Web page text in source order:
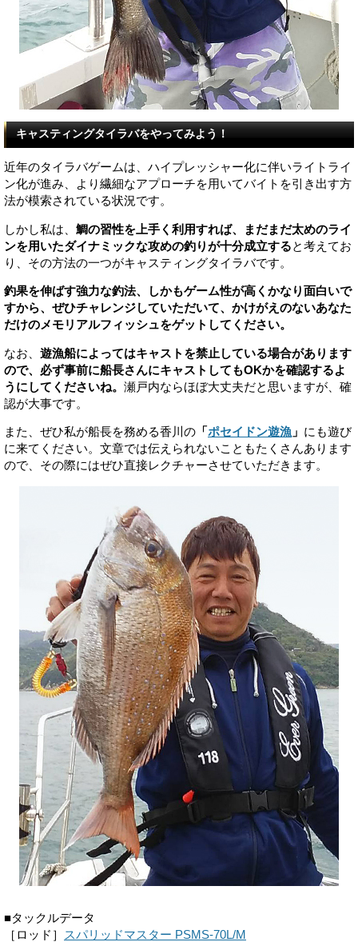
キャスティングタイラバをやってみよう！
近年のタイラバゲームは、ハイプレッシャー化に伴いライトライ
ン化が進み、より繊細なアプローチを用いてバイトを引き出す方
法が模索されている状況です。
しかし私は、 鯛の習性を上手く利用すれば、まだまだ太めのライ
ンを用いたダイナミックな攻めの釣りが十分成立すると考えてお
り、その方法の一つがキャスティングタイラバです。
釣果を伸ばす強力な釣法、しかもゲーム性が高くかなり面白いで
すから、ぜひチャレンジしていただいて、かけがえのないあなた
だけのメモリアルフィッシュをゲットしてください。
なお、 遊漁船によってはキャストを禁止している場合があります
ので、必ず事前に船長さんにキャストしてもOKかを確認するよ
うにしてくださいね。 瀬戸内ならほぼ大丈夫だと思いますが、確
認が大事です。
また、ぜひ私が船長を務める香川の 「 ポセイドン遊漁 」 にも遊び
に来てください。文章では伝えられないこともたくさんあります
ので、その際にはぜひ直接レクチャーさせていただきます。
■タックルデータ
［ロッド］
スパリッドマスター PSMS-70L/M